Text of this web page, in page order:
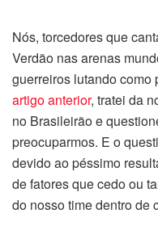
Nós, torcedores que
Verdão nas arenas
guerreiros lutando como
artigo anterior, tratei da
no Brasileirão e
preocuparmos. E o
devido ao péssimo
de fatores que cedo ou
do nosso time dentro de